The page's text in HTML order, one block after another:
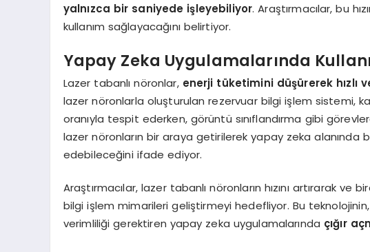
yalnızca bir saniyede işleyebiliyor. Araştırmacılar, bu
kullanım sağlayacağını belirtiyor.
Yapay Zeka Uygulamalarında
Lazer tabanlı nöronlar, enerji tüketimini düşürerek hızlı
lazer nöronlarla oluşturulan rezervuar bilgi işlem sistemi,
oranıyla tespit ederken, görüntü sınıflandırma gibi
lazer nöronların bir araya getirilerek yapay zeka alanında
edebileceğini ifade ediyor.
Araştırmacılar, lazer tabanlı nöronların hızını artırarak
bilgi işlem mimarileri geliştirmeyi hedefliyor. Bu
verimliliği gerektiren yapay zeka uygulamalarında çığır